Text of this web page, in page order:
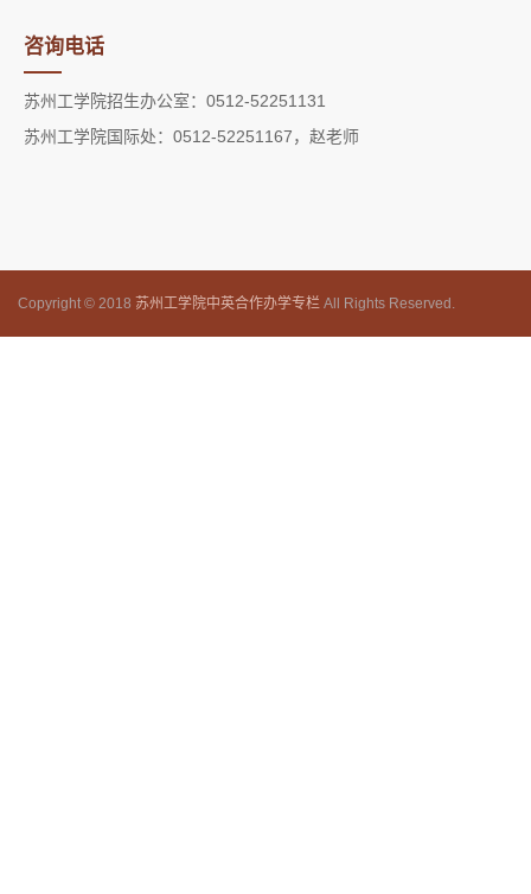
咨询电话
苏州工学院招生办公室：0512-52251131
苏州工学院国际处：0512-52251167，赵老师
Copyright © 2018 苏州工学院中英合作办学专栏 All Rights Reserved.